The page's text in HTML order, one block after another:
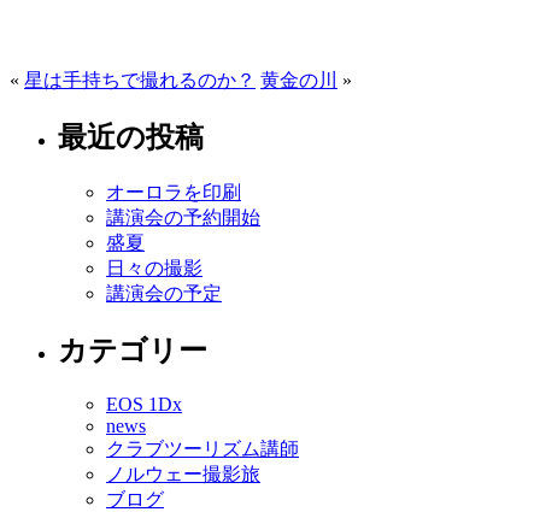
« 星は手持ちで撮れるのか？ 黄金の川 »
最近の投稿
オーロラを印刷
講演会の予約開始
盛夏
日々の撮影
講演会の予定
カテゴリー
EOS 1Dx
news
クラブツーリズム講師
ノルウェー撮影旅
ブログ